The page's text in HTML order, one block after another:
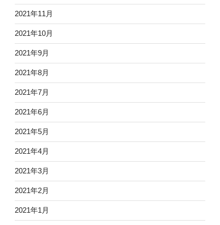
2021年11月
2021年10月
2021年9月
2021年8月
2021年7月
2021年6月
2021年5月
2021年4月
2021年3月
2021年2月
2021年1月